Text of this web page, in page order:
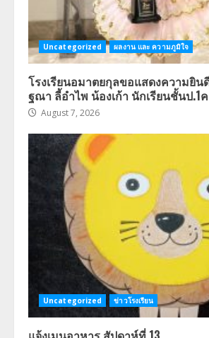
Uncategorized ผลงาน และ ความภูมิใจ
โรงเรียนอมาตยกุลขอแสดงความยิ
ฐณา ลี้อำไพ น้องเก้า นักเรียนชั้นป.1ค
August 7, 2026
Uncategorized ข่าวโรงเรียน